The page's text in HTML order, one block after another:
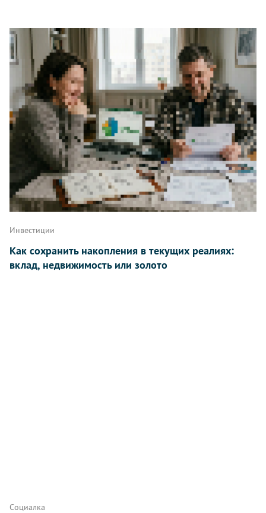
Инвестиции
Как сохранить накопления в текущих реалиях:
вклад, недвижимость или золото
Социалка